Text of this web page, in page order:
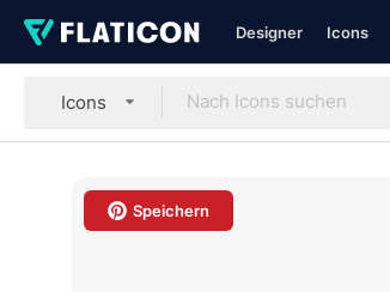
Designer Icons
Icons
Speichern